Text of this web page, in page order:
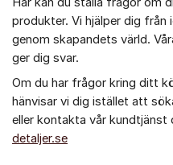
produkter. Vi hjälper dig
genom skapandets värld.
ger dig svar.
Om du har frågor kring ditt
hänvisar vi dig istället att
eller kontakta vår kundtjänst
detaljer.se